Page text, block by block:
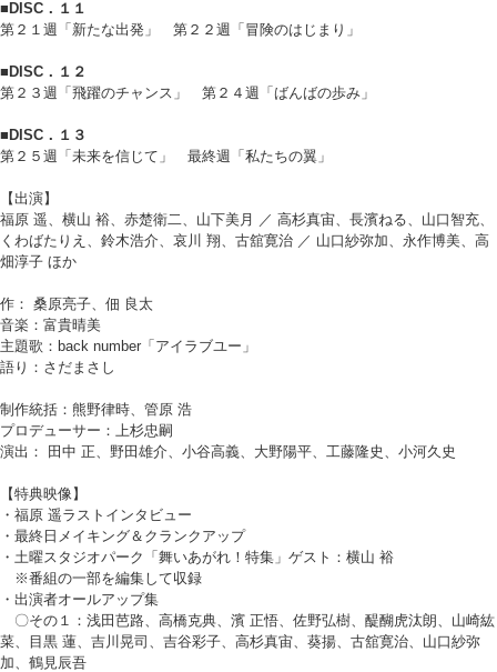
■DISC．１１
第２１週「新たな出発」 第２２週「冒険のはじまり」
■DISC．１２
第２３週「飛躍のチャンス」 第２４週「ばんばの歩み」
■DISC．１３
第２５週「未来を信じて」 最終週「私たちの翼」
【出演】
福原 遥、横山 裕、赤楚衛二、山下美月 ／ 高杉真宙、長濱ねる、山口智充、
くわばたりえ、鈴木浩介、哀川 翔、古舘寛治 ／ 山口紗弥加、永作博美、高
畑淳子 ほか
作： 桑原亮子、佃 良太
音楽：富貴晴美
主題歌：back number「アイラブユー」
語り：さだまさし
制作統括：熊野律時、管原 浩
プロデューサー：上杉忠嗣
演出： 田中 正、野田雄介、小谷高義、大野陽平、工藤隆史、小河久史
【特典映像】
・福原 遥ラストインタビュー
・最終日メイキング＆クランクアップ
・土曜スタジオパーク「舞いあがれ！特集」ゲスト：横山 裕
※番組の一部を編集して収録
・出演者オールアップ集
〇その１：浅田芭路、高橋克典、濱 正悟、佐野弘樹、醍醐虎汰朗、山崎紘
菜、目黒 蓮、吉川晃司、吉谷彩子、高杉真宙、葵揚、古舘寛治、山口紗弥
加、鶴見辰吾